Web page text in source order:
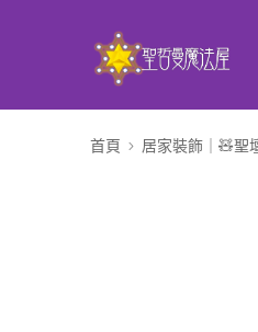
首頁 居家裝飾｜🧸聖